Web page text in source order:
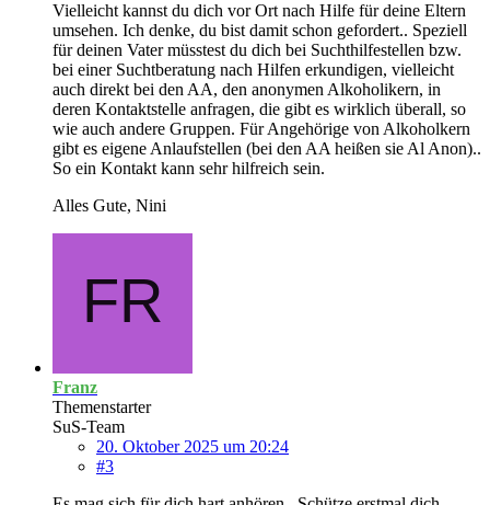
Vielleicht kannst du dich vor Ort nach Hilfe für deine Eltern
umsehen. Ich denke, du bist damit schon gefordert.. Speziell
für deinen Vater müsstest du dich bei Suchthilfestellen bzw.
bei einer Suchtberatung nach Hilfen erkundigen, vielleicht
auch direkt bei den AA, den anonymen Alkoholikern, in
deren Kontaktstelle anfragen, die gibt es wirklich überall, so
wie auch andere Gruppen. Für Angehörige von Alkoholkern
gibt es eigene Anlaufstellen (bei den AA heißen sie Al Anon)..
So ein Kontakt kann sehr hilfreich sein.
Alles Gute, Nini
Franz
Themenstarter
SuS-Team
20. Oktober 2025 um 20:24
#3